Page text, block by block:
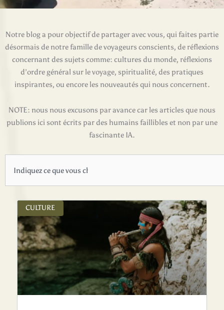
Notre blog a pour objectif de partager avec vous, qui faites partie
désormais de notre famille de voyageurs conscients, de réflexions
concernant des sujets comme: cultures du monde, réflexions
d’ordre général sur le voyage, spiritualité, des pratiques
inspirantes, ou encore les nouveautés qui nous concernent.
NOTE: nous nous excusons par avance car les articles que nous
publions ici sont écrits par des humains faillibles et non par une
fascinante IA.
CULTURE